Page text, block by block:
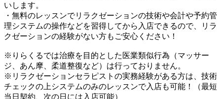
いします。
・無料のレッスンでリラクゼーションの技術や会計や予約管
理システムの操作などを習得してから入店できるので、リラ
クゼーションの経験がない方もご安心ください！
※りらくるでは治療を目的とした医業類似行為（マッサー
ジ、あん摩、柔道整復など）は行っておりません。
※リラクゼーションセラピストの実務経験がある方は、技術
チェックの上システムのみのレッスンで入店も可能！（最短
当日契約、次の日には入店可能）